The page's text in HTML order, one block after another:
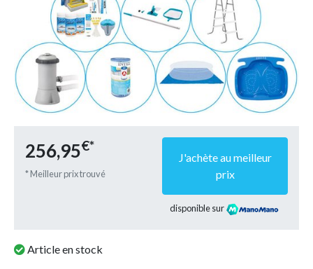
256,95€*
* Meilleur prix trouvé
J'achète au meilleur
prix
disponible sur
Article en stock